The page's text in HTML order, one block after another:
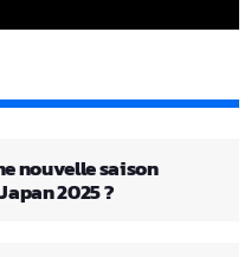
nouvelle saison
2025 ?